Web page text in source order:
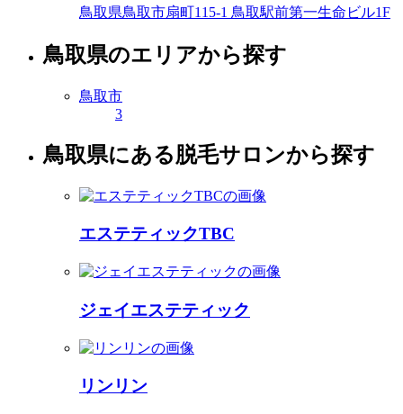
鳥取県鳥取市扇町115-1 鳥取駅前第一生命ビル1F
鳥取県のエリアから探す
鳥取市
3
鳥取県にある脱毛サロンから探す
エステティックTBC
ジェイエステティック
リンリン